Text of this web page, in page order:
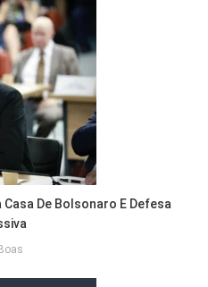
Casa De Bolsonaro E Defesa